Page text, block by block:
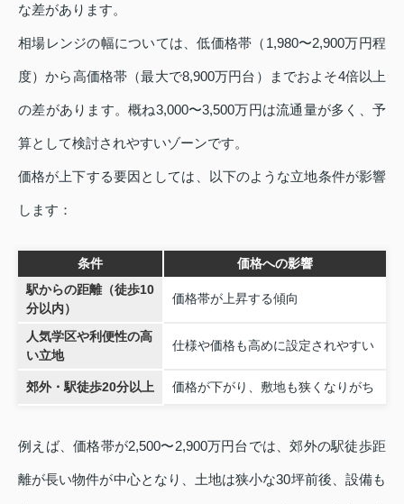
な差があります。
相場レンジの幅については、低価格帯（1,980〜2,900万円程
度）から高価格帯（最大で8,900万円台）までおよそ4倍以上
の差があります。概ね3,000〜3,500万円は流通量が多く、予
算として検討されやすいゾーンです。
価格が上下する要因としては、以下のような立地条件が影響
します：
条件
価格への影響
駅からの距離（徒歩10
分以内）
価格帯が上昇する傾向
人気学区や利便性の高
い立地
仕様や価格も高めに設定されやすい
郊外・駅徒歩20分以上 価格が下がり、敷地も狭くなりがち
例えば、価格帯が2,500〜2,900万円台では、郊外の駅徒歩距
離が長い物件が中心となり、土地は狭小な30坪前後、設備も